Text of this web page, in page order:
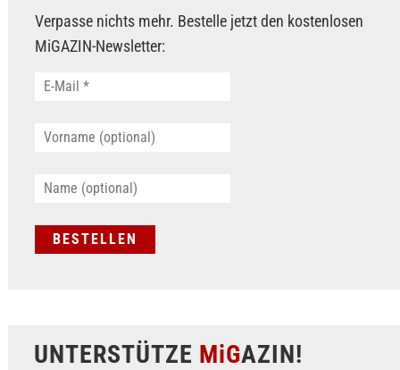
Verpasse nichts mehr. Bestelle jetzt den kostenlosen
MiGAZIN-Newsletter:
UNTERSTÜTZE MiGAZIN!